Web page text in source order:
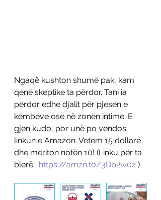
Ngaqë kushton shumë pak, kam
qenë skeptike ta përdor. Tani ia
përdor edhe djalit për pjesën e
këmbëve ose në zonën intime. E
gjen kudo, por unë po vendos
linkun e Amazon. Vetem 15 dollarë
dhe meriton notën 10! (Linku për ta
blerë : https://amzn.to/3Db2w0z )